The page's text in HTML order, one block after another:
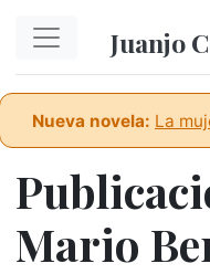
Juanjo
Nueva novela: La
Mario